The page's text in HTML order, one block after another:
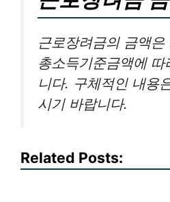
근로장려금의 금액
총소득기준금액에
니다. 구체적인 내용
시기 바랍니다.
Related Posts: